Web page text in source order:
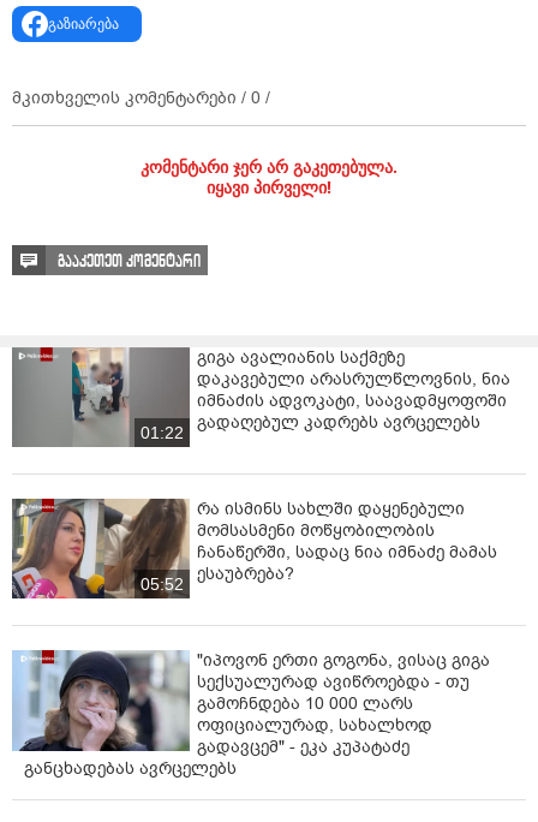
დაკავებულის ვინაობა უცნობია.
ლონდონში მუშაობს და რომელმაც პირველად
გამოაქვეყნა ვიდეო, აცხადებს, რომ მისი წყარო
გაზიარება
მკითხველის კომენტარები / 0 /
კომენტარი ჯერ არ გაკეთებულა.
იყავი პირველი!
გააკეთეთ კომენტარი
01:22
გიგა ავალიანის საქმეზე
დაკავებული არასრულწლოვნის, ნია
იმნაძის ადვოკატი, საავადმყოფოში
გადაღებულ კადრებს ავრცელებს
05:52
რა ისმინს სახლში დაყენებული
მომსასმენი მოწყობილობის
ჩანაწერში, სადაც ნია იმნაძე მამას
ესაუბრება?
"იპოვონ ერთი გოგონა, ვისაც გიგა
სექსუალურად ავიწროებდა - თუ
გამოჩნდება 10 000 ლარს
ოფიციალურად, სახალხოდ
გადავცემ" - ეკა კუპატაძე
განცხადებას ავრცელებს